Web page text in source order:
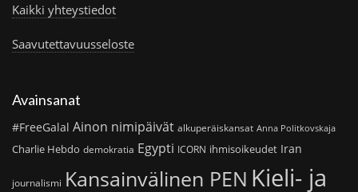
Kaikki yhteystiedot
Saavutettavuusseloste
Avainsanat
#FreeGalal Ainon nimipäivät alkuperäiskansat Anna Politkovskaja
Charlie Hebdo demokratia Egypti ICORN ihmisoikeudet Iran
journalismi Kansainvälinen PEN Kieli- ja